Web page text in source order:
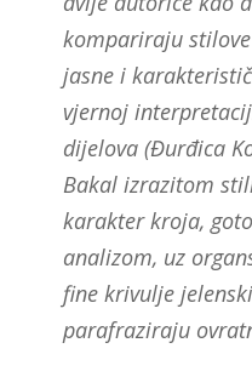
kompariraju
jasne i
vjernoj
dijelova (Đurđica
Bakal izrazitom
karakter kroja,
analizom, uz
fine krivulje
parafraziraju